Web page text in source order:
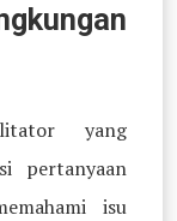
yang
pertanyaan
isu